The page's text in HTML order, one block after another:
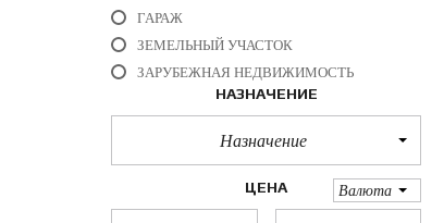
ГАРАЖ
ЗЕМЕЛЬНЫЙ УЧАСТОК
ЗАРУБЕЖНАЯ НЕДВИЖИМОСТЬ
НАЗНАЧЕНИЕ
Назначение
ЦЕНА Валюта